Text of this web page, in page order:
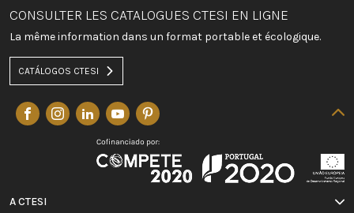
CONSULTER LES CATALOGUES CTESI EN LIGNE
La même information dans un format portable et écologique.
CATÁLOGOS CTESI
A CTESI